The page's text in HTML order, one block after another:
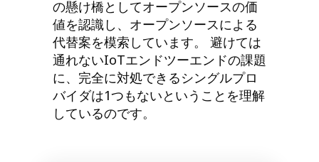
の懸け橋としてオープンソースの価
値を認識し、オープンソースによる
代替案を模索しています。 避けては
通れないIoTエンドツーエンドの課題
に、完全に対処できるシングルプロ
バイダは1つもないということを理解
しているのです。